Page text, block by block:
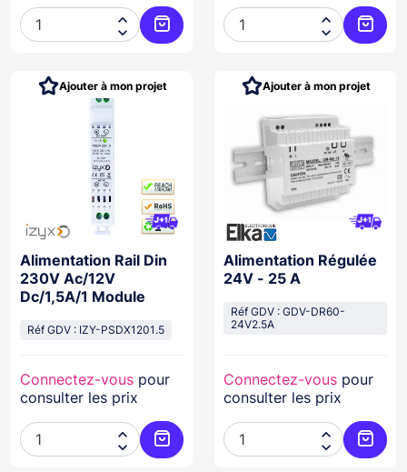


Ajouter au panier


Alimentation Rail Din
230V Ac/12V
Dc/1,5A/1 Module
Réf GDV : IZY-PSDX1201.5
Connectez-vous pour
consulter les prix


Ajouter au panier
Ajouter à mon projet
Alimentation Régulée
24V - 25 A
Réf GDV : GDV-DR60-
24V2.5A
Connectez-vous pour
consulter les prix


Ajouter à mon projet